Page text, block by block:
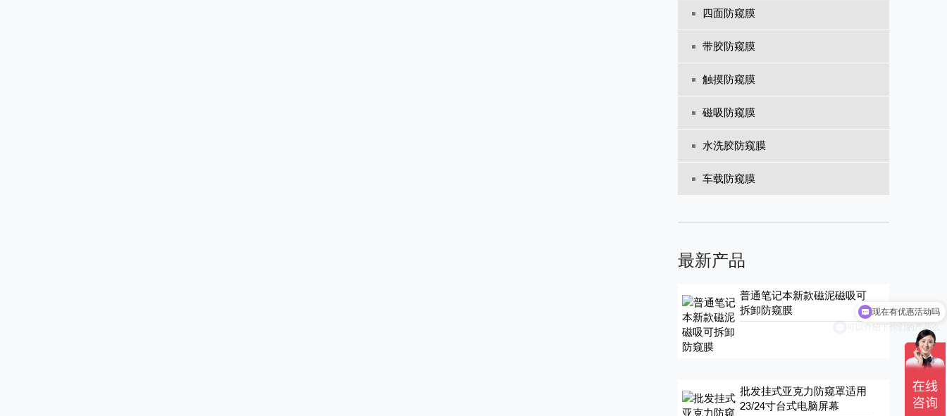
四面防窥膜
带胶防窥膜
触摸防窥膜
磁吸防窥膜
水洗胶防窥膜
车载防窥膜
最新产品
普通笔记本新款磁泥磁吸可
拆卸防窥膜
批发挂式亚克力防窥罩适用
23/24寸台式电脑屏幕
可以介绍下你们的产品么